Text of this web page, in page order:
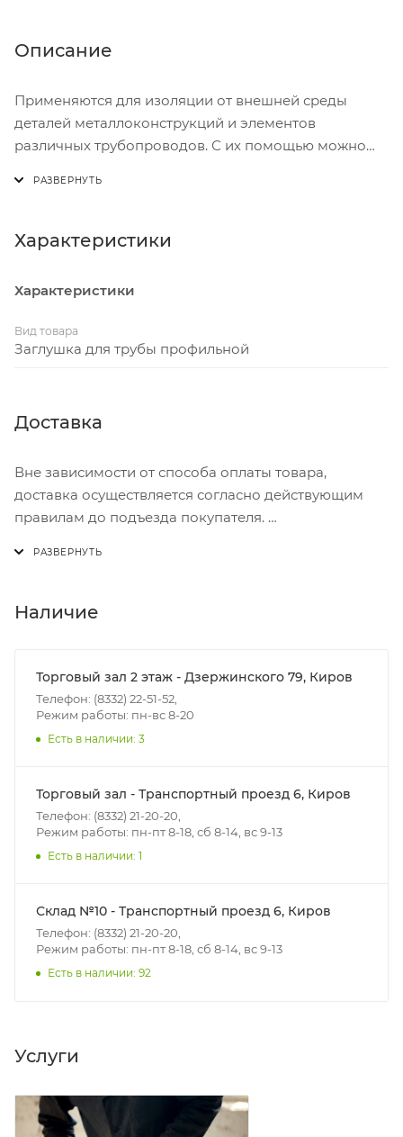
Описание
Применяются для изоляции от внешней среды
деталей металлоконструкций и элементов
различных трубопроводов. С их помощью можно
а также огромным выбором размерных.
Характеристики
Характеристики
Вид товара
Заглушка для трубы профильной
Доставка
Вне зависимости от способа оплаты товара,
доставка осуществляется согласно действующим
правилам до подъезда покупателя.
В субботу с 8:00 до 15:00
- зоны доставки;
- веса и габаритов товаров в заказе;
- количества торговых точек для погрузки товаров.
(перекрестки улиц):
• Дзержинского - Жуковского
• Ленина - 65 лет победы
• Московская - Ульяновская
• Чистопрудненская - Украинская
• Щорса – Ульяновская
Доставка в Нововятский р-он, Коминтерн, Костино и
мешающих принять товар, необходимо как можно
раньше связаться с менеджером, либо с отделом
Наличие
Торговый зал 2 этаж - Дзержинского 79, Киров
Телефон: (8332) 22-51-52,
Режим работы: пн-вс 8-20
Есть в наличии: 3
Торговый зал - Транспортный проезд 6, Киров
Телефон: (8332) 21-20-20,
Режим работы: пн-пт 8-18, сб 8-14, вс 9-13
Есть в наличии: 1
Склад №10 - Транспортный проезд 6, Киров
Телефон: (8332) 21-20-20,
Режим работы: пн-пт 8-18, сб 8-14, вс 9-13
Есть в наличии: 92
Услуги